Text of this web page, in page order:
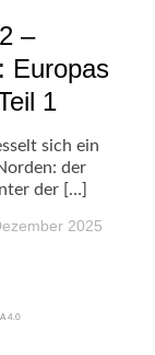
–
Europas
1
sich ein
der
der […]
2025
4.0